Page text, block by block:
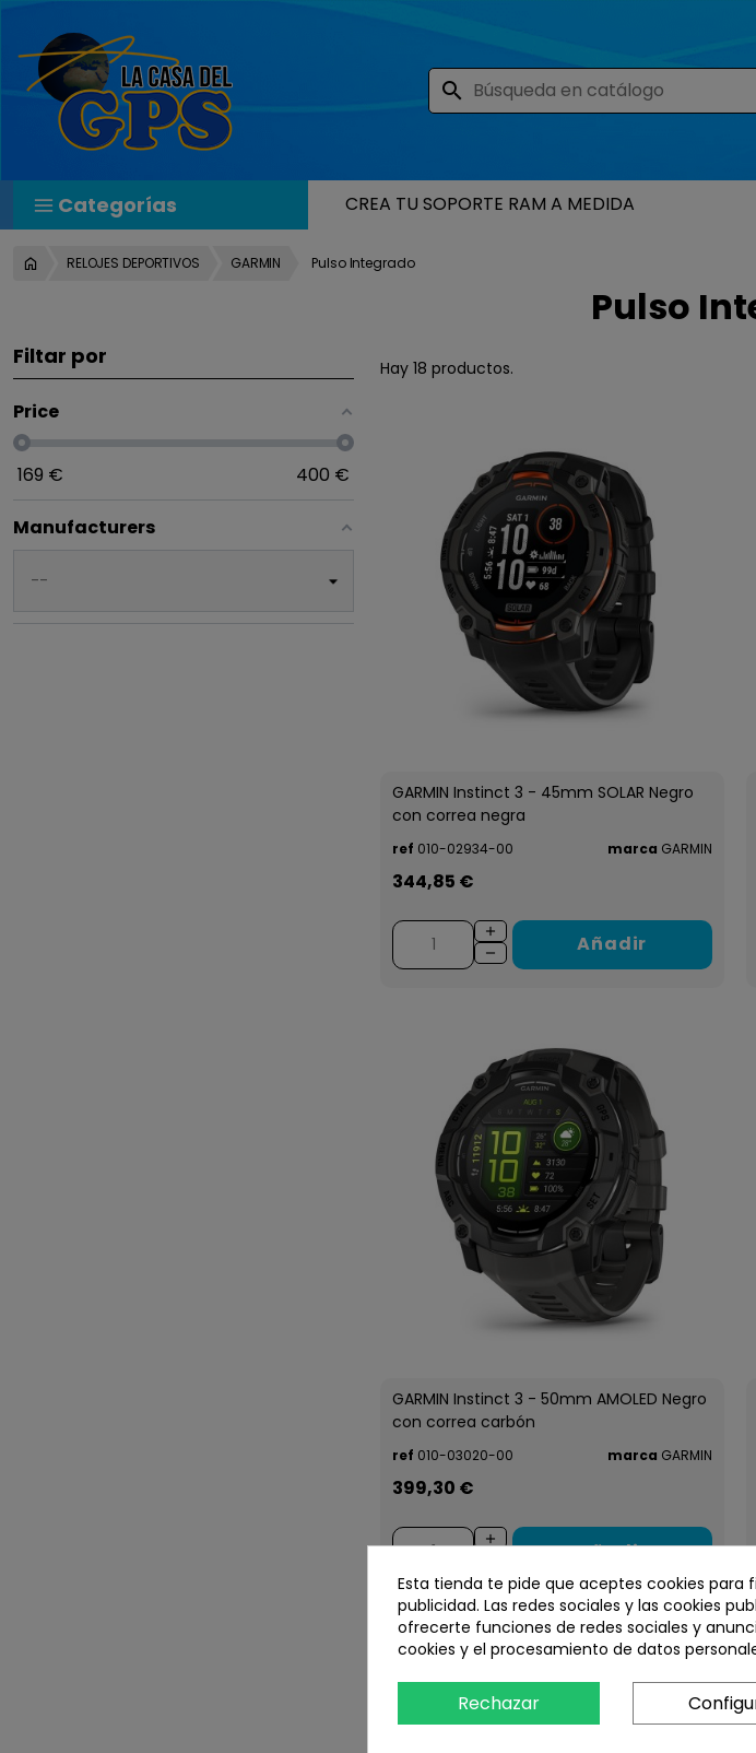
search
Categorías CREA TU SOPORTE RAM A MEDIDA
RELOJES DEPORTIVOS GARMIN Pulso Integrado
Pulso
Filtar por
Price
169 € 400 €
Manufacturers
Hay 18 productos.
GARMIN Instinct 3 - 45mm SOLAR Negro
con correa negra
ref 010-02934-00 marca GARMIN
344,85 €
Añadir
GARMIN Instinct 3 - 50mm AMOLED Negro
con correa carbón
ref 010-03020-00 marca GARMIN
399,30 €
Añadir
Esta tienda te pide que aceptes cookies para
publicidad. Las redes sociales y las cookies
ofrecerte funciones de redes sociales y
cookies y el procesamiento de datos
Rechazar